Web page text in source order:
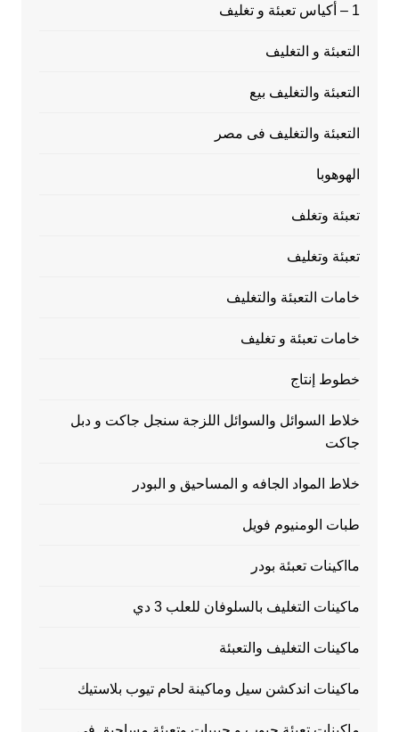
1 – أكياس تعبئة و تغليف
التعبئة و التغليف
التعبئة والتغليف بيع
التعبئة والتغليف فى مصر
الهوهوبا
تعبئة وتغلف
تعبئة وتغليف
خامات التعبئة والتغليف
خامات تعبئة و تغليف
خطوط إنتاج
خلاط السوائل والسوائل اللزجة سنجل جاكت و دبل
جاكت
خلاط المواد الجافه و المساحيق و البودر
طبات الومنيوم فويل
مااكينات تعبئة بودر
ماكينات التغليف بالسلوفان للعلب 3 دي
ماكينات التغليف والتعبئة
ماكينات اندكشن سيل وماكينة لحام تيوب بلاستيك